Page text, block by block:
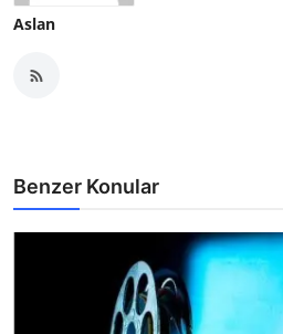
Aslan
Benzer Konular